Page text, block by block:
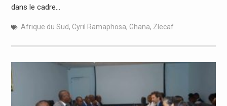
dans le cadre…
Afrique du Sud, Cyril Ramaphosa, Ghana, Zlecaf